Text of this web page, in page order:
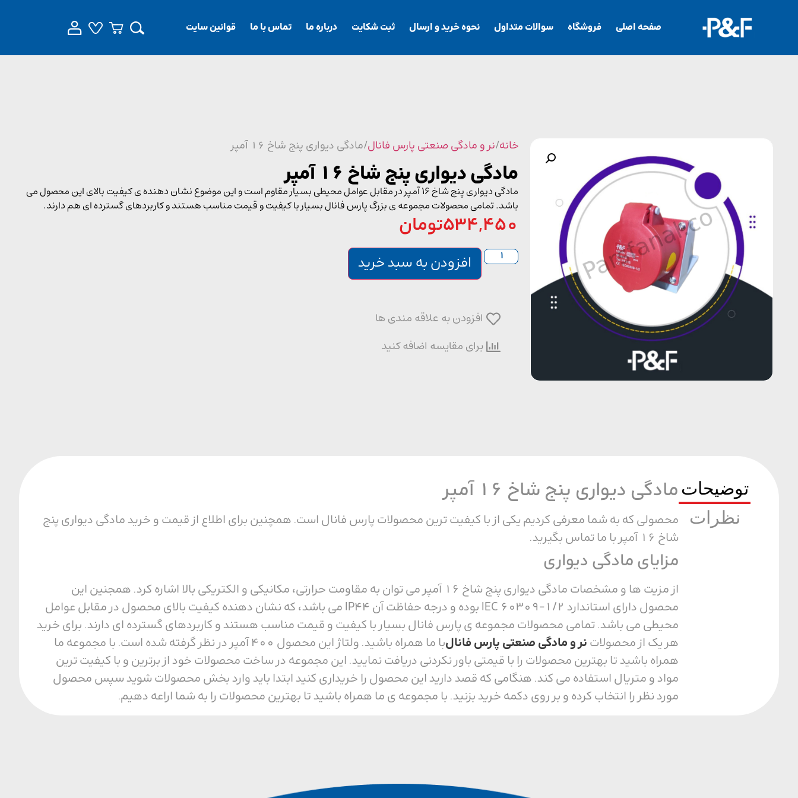
صفحه اصلی فروشگاه سوالات متداول نحوه خرید و ارسال ثبت شکایت درباره ما تماس با ما قوانین سایت
خانه/نر و مادگی صنعتی پارس فانال/ مادگی دیواری پنج شاخ 16 آمپر
مادگی دیواری پنج شاخ 16 آمپر
مادگی دیواری پنج شاخ 16 آمپر در مقابل عوامل محیطی بسیار مقاوم است و این موضوع نشان دهنده ی کیفیت بالای این محصول می
باشد. تمامی محصولات مجموعه ی بزرگ پارس فانال بسیار با کیفیت و قیمت مناسب هستند و کاربردهای گسترده ای هم دارند.
534,450تومان
افزودن به سبد خرید
افزودن به علاقه مندی ها
برای مقایسه اضافه کنید
توضیحات
نظرات
مادگی دیواری پنج شاخ 16 آمپر
محصولی که به شما معرفی کردیم یکی از با کیفیت ترین محصولات پارس فانال است. همچنین برای اطلاع از قیمت و خرید مادگی دیواری پنج
شاخ 16 آمپر با ما تماس بگیرید.
مزایای مادگی دیواری
از مزیت ها و مشخصات مادگی دیواری پنج شاخ 16 آمپر می توان به مقاومت حرارتی، مکانیکی و الکتریکی بالا اشاره کرد. همجنین این
محصول دارای استاندارد IEC 60309-1/2 بوده و درجه حفاظت آن IP44 می باشد، که نشان دهنده کیفیت بالای محصول در مقابل عوامل
محیطی می باشد. تمامی محصولات مجموعه ی پارس فانال بسیار با کیفیت و قیمت مناسب هستند و کاربردهای گسترده ای دارند. برای خرید
هر یک از محصولات نر و مادگی صنعتی پارس فانال
با ما همراه باشید. ولتاژ این محصول 400 آمپر در نظر گرفته شده است. با مجموعه ما
همراه باشید تا بهترین محصولات را با قیمتی باور نکردنی دریافت نمایید. این مجموعه در ساخت محصولات خود از برترین و با کیفیت ترین
مواد و متریال استفاده می کند. هنگامی که قصد دارید این محصول را خریداری کنید ابتدا باید وارد بخش محصولات شوید سپس محصول
مورد نظر را انتخاب کرده و بر روی دکمه خرید بزنید. با مجموعه ی ما همراه باشید تا بهترین محصولات را به شما اراعه دهیم.